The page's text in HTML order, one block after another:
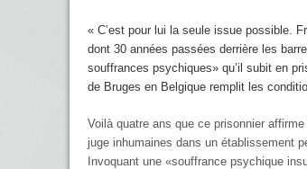
« C’est pour lui la seule issue possible.
dont 30 années passées derrière les
souffrances psychiques» qu’il subit en
de Bruges en Belgique remplit les
Voilà quatre ans que ce prisonnier
juge inhumaines dans un établissement
Invoquant une «souffrance psychique